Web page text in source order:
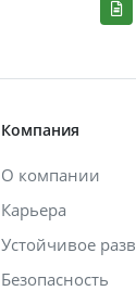
Компания
О компании
Карьера
Устойчивое
Безопасность